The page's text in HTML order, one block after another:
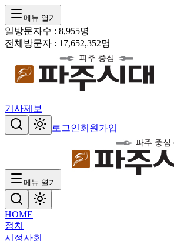
메뉴 열기
일방문자수 : 8,955명
전체방문자 : 17,652,352명
기사제보
로그인회원가입
메뉴 열기
HOME
정치
시정사회